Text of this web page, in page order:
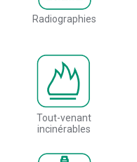
Radiographies
Tout-venant
incinérables